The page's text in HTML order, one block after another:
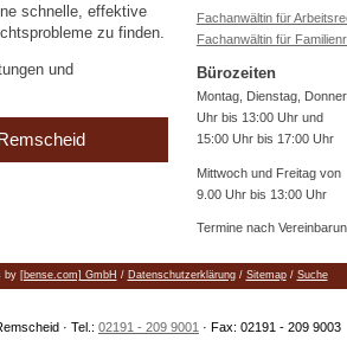
schnelle, effektive
zu finden.
und
Fachanwältin für
Fachanwältin für
Bürozeiten
Montag, Dienstag,
Uhr bis 13:00 Uhr und
15:00 Uhr bis 17:00 Uhr
Mittwoch und Freitag von
9.00 Uhr bis 13:00 Uhr
Termine nach
by [bense.com] GmbH / Datenschutzerklärung/ Sitemap/ Suche
· Tel.: 02191 - 209 9001 · Fax: 02191 - 209 9003